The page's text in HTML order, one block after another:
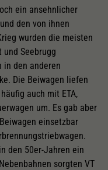
ein ansehnlicher
den von ihnen
wurden die meisten
Seebrugg
in den anderen
Die Beiwagen liefen
auch mit ETA,
um. Es gab aber
einsetzbar
den 50er-Jahren ein
sorgten VT